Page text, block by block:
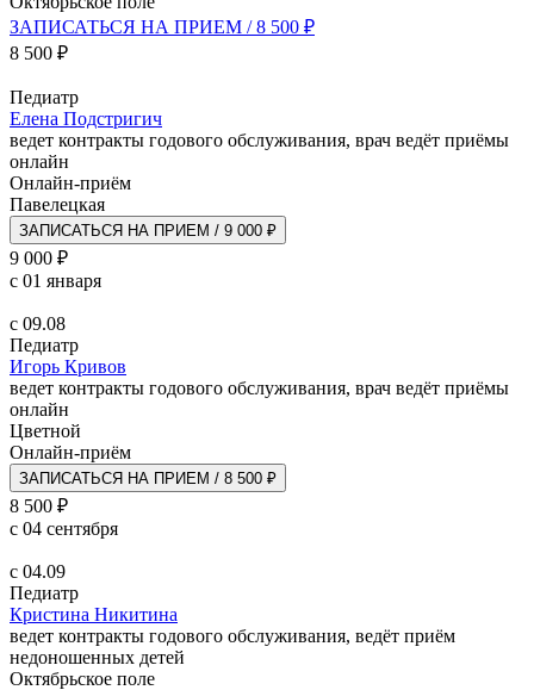
ЗАПИСАТЬСЯ НА ПРИЕМ / 8 500 ₽
8 500 ₽
Педиатр
Елена Подстригич
ведет контракты годового обслуживания, врач ведёт приёмы
онлайн
Онлайн-приём
Павелецкая
ЗАПИСАТЬСЯ НА ПРИЕМ / 9 000 ₽
9 000 ₽
с 01 января
с 09.08
Педиатр
Игорь Кривов
ведет контракты годового обслуживания, врач ведёт приёмы
онлайн
Цветной
Онлайн-приём
ЗАПИСАТЬСЯ НА ПРИЕМ / 8 500 ₽
8 500 ₽
с 04 сентября
с 04.09
Педиатр
Кристина Никитина
ведет контракты годового обслуживания, ведёт приём
недоношенных детей
Октябрьское поле